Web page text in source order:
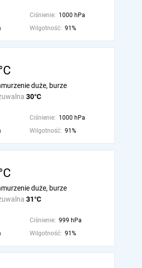
Ciśnienie: 1000 hPa
Wilgotność: 91%
30°C
duże, burze
Ciśnienie: 1000 hPa
Wilgotność: 91%
31°C
duże, burze
Ciśnienie: 999 hPa
Wilgotność: 91%